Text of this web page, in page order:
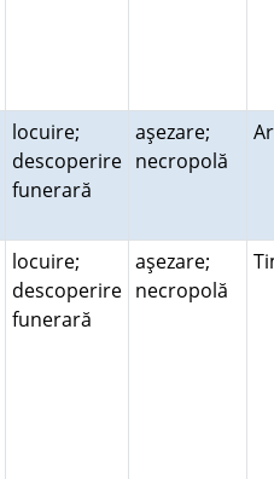
locuire;
descoperire
funerară
aşezare;
necropolă
locuire;
descoperire
funerară
aşezare;
necropolă